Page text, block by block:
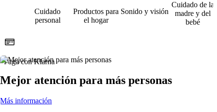
Cuidado
personal
Productos para
el hogar
Sonido y visión
Cuidado de la
madre y del
bebé
Paga con Klarna
Mejor atención para más personas
Más información